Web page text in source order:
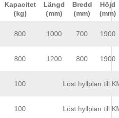
Kapacitet
(kg)
Längd
(mm)
Bredd
(mm)
Höjd
(mm)
800 1000 700 1900
800 1200 800 1900
100 Löst hyllplan till
100 Löst hyllplan till